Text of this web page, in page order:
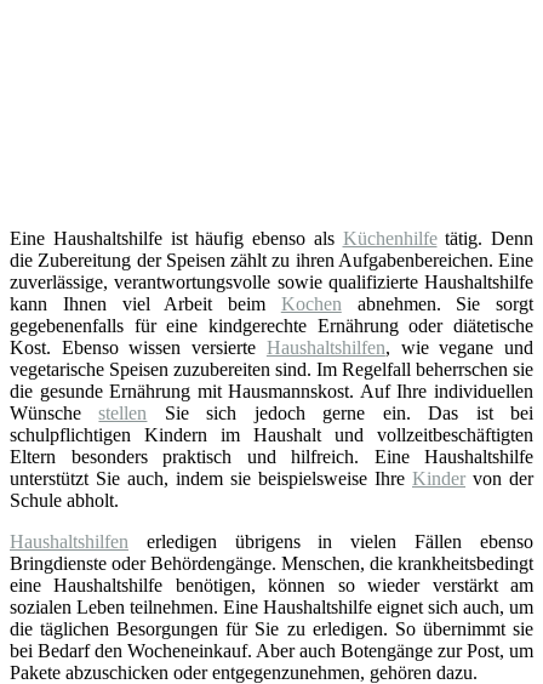
Eine Haushaltshilfe ist häufig ebenso als Küchenhilfetätig. Denn
die Zubereitung der Speisen zählt zu ihren Aufgabenbereichen. Eine
zuverlässige, verantwortungsvolle sowie qualifizierte Haushaltshilfe
kann Ihnen viel Arbeit beim Kochen abnehmen. Sie sorgt
gegebenenfalls für eine kindgerechte Ernährung oder diätetische
Kost. Ebenso wissen versierte Haushaltshilfen, wie vegane und
vegetarische Speisen zuzubereiten sind. Im Regelfall beherrschen sie
die gesunde Ernährung mit Hausmannskost. Auf Ihre individuellen
Wünschestellen Sie sich jedoch gerne ein. Das ist bei
schulpflichtigen Kindern im Haushalt und vollzeitbeschäftigten
Eltern besonders praktisch und hilfreich. Eine Haushaltshilfe
unterstützt Sie auch, indem sie beispielsweise Ihre Kinder von der
Schule abholt.
Haushaltshilfen erledigen übrigens in vielen Fällen ebenso
Bringdienste oder Behördengänge. Menschen, die krankheitsbedingt
eine Haushaltshilfe benötigen, können so wieder verstärkt am
sozialen Leben teilnehmen. Eine Haushaltshilfe eignet sich auch, um
die täglichen Besorgungen für Sie zu erledigen. So übernimmt sie
bei Bedarf den Wocheneinkauf. Aber auch Botengänge zur Post, um
Pakete abzuschicken oder entgegenzunehmen, gehören dazu.